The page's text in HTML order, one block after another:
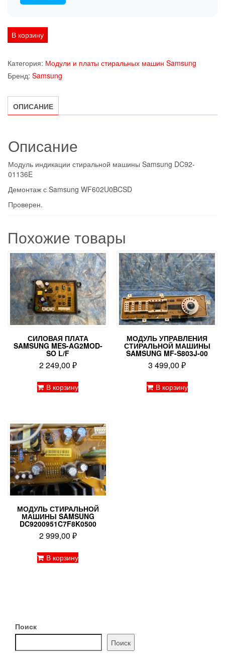
Количество
товара
индикации
стиральной
машины
Samsung
В корзину
Категория: Модули и платы стиральных машин Samsung
Бренд: Samsung
ОПИСАНИЕ
Описание
Модуль индикации стиральной машины Samsung DC92-
01136E
Демонтаж с Samsung WF602U0BCSD
Проверен.
Похожие товары
СИЛОВАЯ ПЛАТА
SAMSUNG MES-AG2MOD-
SO L/F
2 249,00 ₽
В корзину
МОДУЛЬ УПРАВЛЕНИЯ
СТИРАЛЬНОЙ МАШИНЫ
SAMSUNG MF-S803J-00
3 499,00₽
В корзину
МОДУЛЬ СТИРАЛЬНОЙ
МАШИНЫ SAMSUNG
DC9200951C7F8K0500
2 999,00 ₽
В корзину
Поиск
Поиск